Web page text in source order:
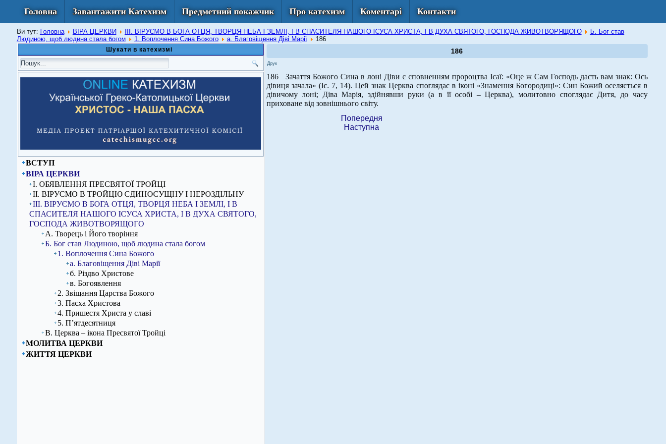
Головна Завантажити Катехизм Предметний покажчик Про катехизм Коментарі Контакти
Ви тут: Головна ВІРА ЦЕРКВИ ІІІ. ВІРУЄМО В БОГА ОТЦЯ, ТВОРЦЯ НЕБА І ЗЕМЛІ, І В СПАСИТЕЛЯ НАШОГО ІСУСА ХРИСТА, І В ДУХА СВЯТОГО, ГОСПОДА ЖИВОТВОРЯЩОГО
Б. Бог став
Людиною, щоб людина стала богом
1. Воплочення Сина Божого а. Благовіщення Діві Марії 186
Шукати в катехизмі
ВСТУП
ВІРА ЦЕРКВИ
I. ОБЯВЛЕННЯ ПРЕСВЯТОЇ ТРОЙЦІ
ІІ. ВІРУЄМО В ТРОЙЦЮ ЄДИНОСУЩНУ І НЕРОЗДІЛЬНУ
ІІІ. ВІРУЄМО В БОГА ОТЦЯ, ТВОРЦЯ НЕБА І ЗЕМЛІ, І В
СПАСИТЕЛЯ НАШОГО ІСУСА ХРИСТА, І В ДУХА СВЯТОГО,
ГОСПОДА ЖИВОТВОРЯЩОГО
А. Творець і Його творіння
Б. Бог став Людиною, щоб людина стала богом
1. Воплочення Сина Божого
а. Благовіщення Діві Марії
б. Різдво Христове
в. Богоявлення
2. Звіщання Царства Божого
3. Пасха Христова
4. Пришестя Христа у славі
5. П’ятдесятниця
В. Церква – ікона Пресвятої Тройці
МОЛИТВА ЦЕРКВИ
ЖИТТЯ ЦЕРКВИ
186
Друк
186 Зачаття Божого Сина в лоні Діви є сповненням пророцтва Ісаї: «Оце ж Сам Господь дасть вам знак: Ось
дівиця зачала» (Іс. 7, 14). Цей знак Церква споглядає в іконі «Знамення Богородиці»: Син Божий оселяється в
дівичому лоні; Діва Марія, здійнявши руки (а в її особі – Церква), молитовно споглядає Дитя, до часу
приховане від зовнішнього світу.
Попередня
Наступна